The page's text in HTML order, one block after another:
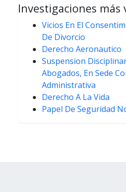
Investigaciones más
Vicios En El
De Divorcio
Derecho Aeronautico
Suspension
Abogados, En Sede
Administrativa
Derecho A La Vida
Papel De Seguridad